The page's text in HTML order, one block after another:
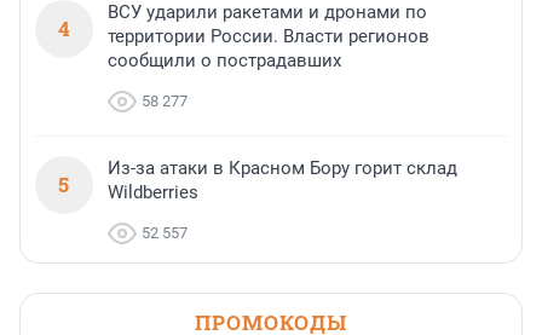
4
ВСУ ударили ракетами и дронами по
территории России. Власти регионов
сообщили о пострадавших
58 277
5
Из-за атаки в Красном Бору горит склад
Wildberries
52 557
ПРОМОКОДЫ